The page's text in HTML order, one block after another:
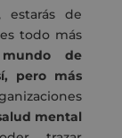
de
todo más
mundo de
pero más
mental